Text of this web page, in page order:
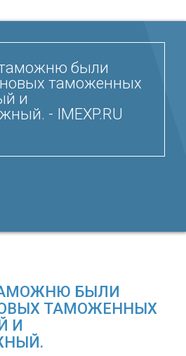
были
таможенных
и
- IMEXP.RU
БЫЛИ
ТАМОЖЕННЫХ
И